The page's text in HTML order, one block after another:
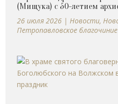
(Мищука) с 50-летием
26 июля 2026 |Новости,
Петропавловское благочиние